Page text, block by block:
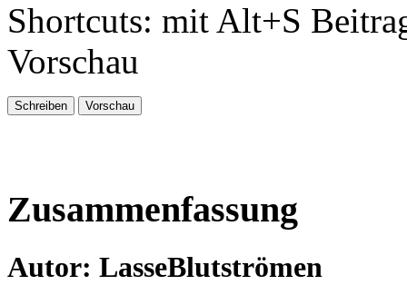
Shortcuts: mit Alt+S
Vorschau
Zusammenfassung
Autor: LasseBlutströmen